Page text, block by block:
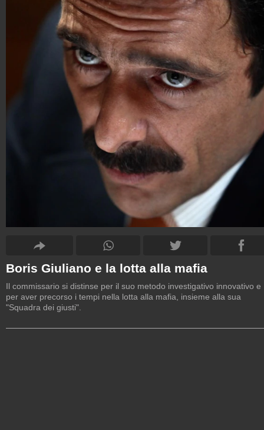
Boris Giuliano e la lotta alla mafia
Il commissario si distinse per il suo metodo investigativo innovativo e
per aver precorso i tempi nella lotta alla mafia, insieme alla sua
"Squadra dei giusti".